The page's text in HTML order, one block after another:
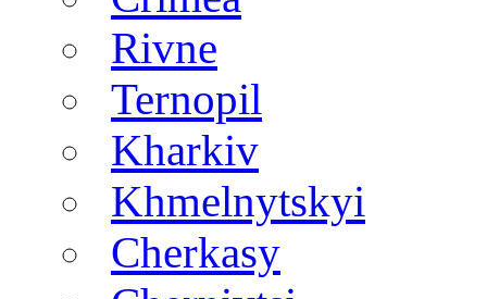
Rivne
Ternopil
Kharkiv
Khmelnytskyi
Cherkasy